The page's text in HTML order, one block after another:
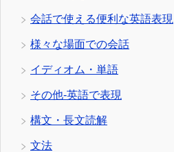
会話で使える便利な英語表現
様々な場面での会話
イディオム・単語
その他-英語で表現
構文・長文読解
文法